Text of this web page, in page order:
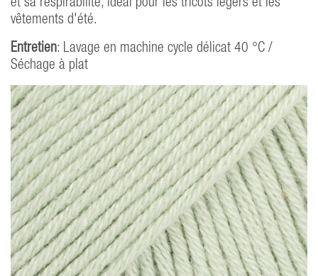
et sa respirabilité, idéal pour les tricots légers et les
vêtements d'été.
Entretien: Lavage en machine cycle délicat 40 °C /
Séchage à plat